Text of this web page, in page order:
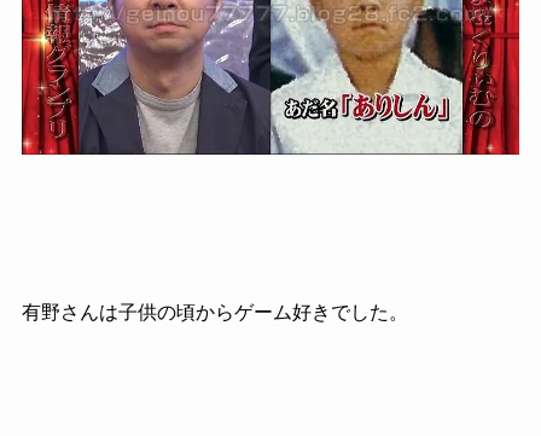
有野さんは子供の頃からゲーム好きでした。